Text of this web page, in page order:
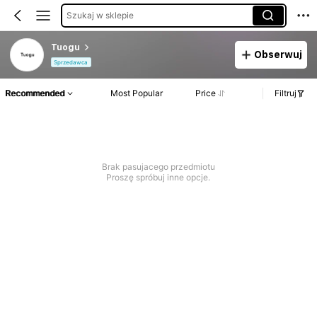
Szukaj w sklepie
Tuogu
Sprzedawca
Obserwuj
Recommended Most Popular Price Filtruj
Brak pasujacego przedmiotu
Proszę spróbuj inne opcje.